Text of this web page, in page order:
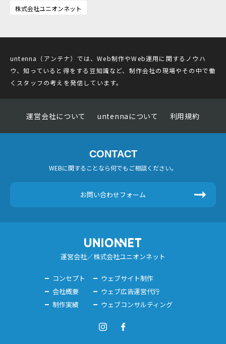
株式会社ユニオンネット
untenna（アンテナ）では、Web制作やWeb運用に関するノウハ
ウ、知っていると得をする豆知識など、制作会社の現場やその中で働
くスタッフの考えを発信しています。
運営会社について untennaについて 利用規約
CONTACT
WEBに関することなら何でもご相談ください。
お問い合わせフォーム
運営会社／株式会社ユニオンネット
コンセプト
ウェブサイト制作
会社概要
ウェブ広告運営代行
制作実績
ウェブコンサルティング